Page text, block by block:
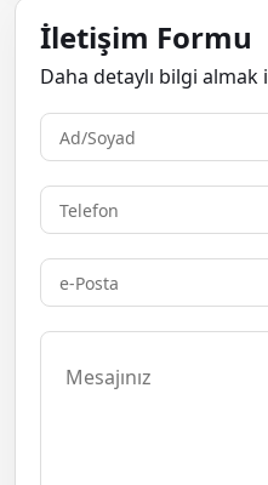
İletişim Formu
Daha detaylı bilgi